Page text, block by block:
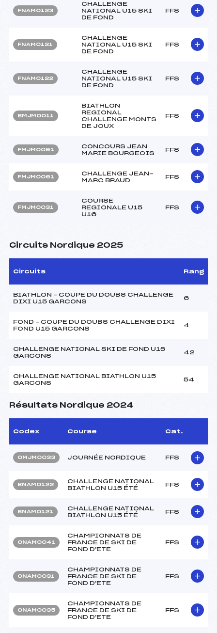
FNAM0123
CHALLENGE
NATIONAL U15 SKI
DE FOND
FFS
FNAM0121
CHALLENGE
NATIONAL U15 SKI
DE FOND
FFS
FNAM0122
CHALLENGE
NATIONAL U15 SKI
DE FOND
FFS
BMJM0011
BIATHLON
REGIONAL
CHALLENGE MONTS
DE JOUX
FFS
FMJM0091
CONCOURS JEAN
MARIE BOURGEOIS
FFS
FMJM0061
CHALLENGE JEAN-
MARC BRAUD
FFS
FMJM0031
COURSE
REGIONALE U15
U16
FFS
Circuits Nordique 2025
Circuits Rang
BIATHLON – COUPE DU DOUBS CHALLENGE
DIXI U15 GARCONS
6
FOND – COUPE DU DOUBS CHALLENGE DIXI
FOND U15 GARCONS
4
CHALLENGE NATIONAL SKI DE FOND U15
GARCONS
42
CHALLENGE NATIONAL BIATHLON U15
GARCONS
54
Résultats Nordique 2024
Codex Course Cat.
OMJM0033 JOURNÉE NORDIQUE FFS
BNAM0122
CHALLENGE NATIONAL
BIATHLON U15 ÉTÉ
FFS
BNAM0121
CHALLENGE NATIONAL
BIATHLON U15 ÉTÉ
FFS
ONAM0041
CHAMPIONNATS DE
FRANCE DE SKI DE
FOND D'ETE
FFS
ONAM0031
CHAMPIONNATS DE
FRANCE DE SKI DE
FOND D'ETE
FFS
ONAM0035
CHAMPIONNATS DE
FRANCE DE SKI DE
FOND D'ETE
FFS